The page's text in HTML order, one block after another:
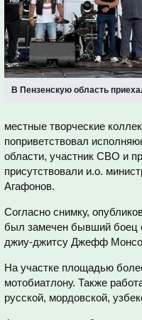
В Пензенскую область
местные творческие
поприветствовал
области, участник СВО и
присутствовали и.о.
Агафонов.
Согласно снимку,
был замечен бывший боец
джиу-джитсу Джефф
На участке площадью
мотобиатлону. Также
русской, мордовской,